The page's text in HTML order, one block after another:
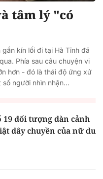
tâm lý "có
kín lối đi tại Hà Tĩnh đã
Phía sau câu chuyện vi
hơn - đó là thái độ ứng xử
người nhìn nhận...
19 đối tượng dàn cảnh
dây chuyền của nữ du